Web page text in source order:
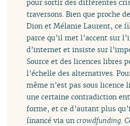
pour sortir des différentes
traversons. Bien que proche
Dion et Mélanie Laurent, ce
parce qu’il met l’accent sur
d’internet et insiste sur
Source et des licences libres
l’échelle des alternatives.
même n’est pas sous licence
une certaine contradiction
forme, et ce d’autant plus
financé via uncrowdfunding.